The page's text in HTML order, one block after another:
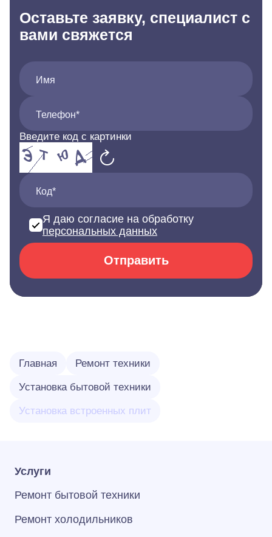
Оставьте заявку, специалист с
вами свяжется
Имя
Телефон*
Введите код с картинки
Код*
Я даю согласие на обработку
персональных данных
Отправить
Главная Ремонт техники
Установка бытовой техники
Установка встроенных плит
Услуги
Ремонт бытовой техники
Ремонт холодильников